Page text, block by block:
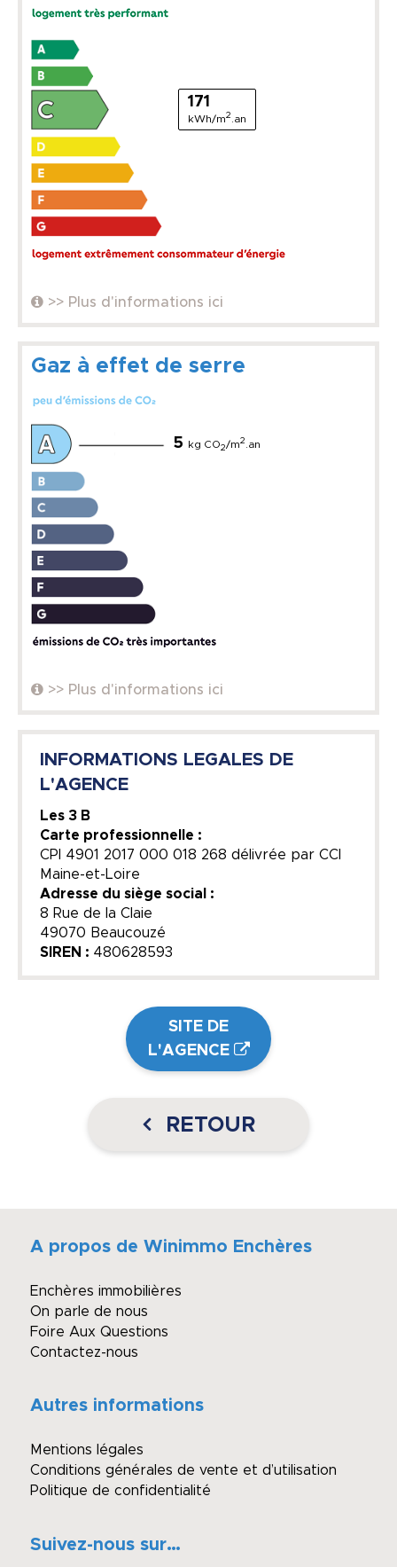
171
kWh/m2 .an
>> Plus d'informations ici
Gaz à effet de serre
5 kg CO2/m2 .an
>> Plus d'informations ici
INFORMATIONS LEGALES DE
L'AGENCE
Les 3 B
Carte professionnelle :
CPI 4901 2017 000 018 268 délivrée par CCI
Maine-et-Loire
Adresse du siège social :
8 Rue de la Claie
49070 Beaucouzé
SIREN : 480628593
SITE DE
L'AGENCE
RETOUR
A propos de Winimmo Enchères
Enchères immobilières
On parle de nous
Foire Aux Questions
Contactez-nous
Autres informations
Mentions légales
Conditions générales de vente et d’utilisation
Politique de confidentialité
Suivez-nous sur…